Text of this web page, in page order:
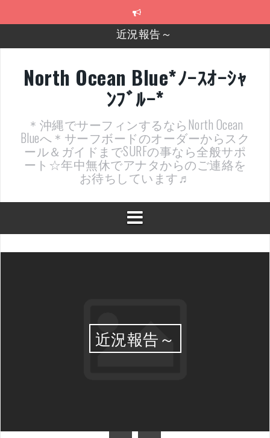
近況報告～
2026年明けました〜
近況報告ww
ヤッチマッターーーー！！！
支部長就任報告と支部予選・検定開催決定！
North Ocean Blue*ﾉｰｽｵｰｼｬ
ﾝﾌﾞﾙｰ*
＊沖縄でサーフィンするならNorth Ocean
Blueへ＊サーフボードのオーダーからスク
ール＆ガイドまでSURFの事なら全般サポ
ート☆年中無休でアナタからのご連絡を
お待ちしています♬
近況報告～